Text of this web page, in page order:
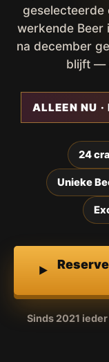
geselecteerde
werkende Beer
na december
blijft —
ALLEEN NU
24
Unieke
Sinds 2021